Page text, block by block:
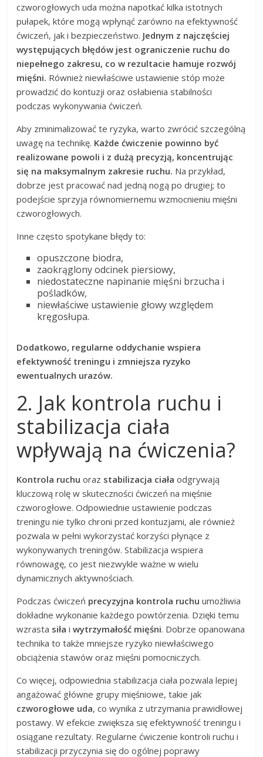
czworogłowych uda można napotkać kilka istotnych
pułapek, które mogą wpłynąć zarówno na efektywność
ćwiczeń, jak i bezpieczeństwo. Jednym z najczęściej
występujących błędów jest ograniczenie ruchu do
niepełnego zakresu, co w rezultacie hamuje rozwój
mięśni. Również niewłaściwe ustawienie stóp może
prowadzić do kontuzji oraz osłabienia stabilności
podczas wykonywania ćwiczeń.
Aby zminimalizować te ryzyka, warto zwrócić szczególną
uwagę na technikę. Każde ćwiczenie powinno być
realizowane powoli i z dużą precyzją, koncentrując
się na maksymalnym zakresie ruchu. Na przykład,
dobrze jest pracować nad jedną nogą po drugiej; to
podejście sprzyja równomiernemu wzmocnieniu mięśni
czworogłowych.
Inne często spotykane błędy to:
opuszczone biodra,
zaokrąglony odcinek piersiowy,
niedostateczne napinanie mięśni brzucha i
pośladków,
niewłaściwe ustawienie głowy względem
kręgosłupa.
Dodatkowo, regularne oddychanie wspiera
efektywność treningu i zmniejsza ryzyko
ewentualnych urazów.
2. Jak kontrola ruchu i
stabilizacja ciała
wpływają na ćwiczenia?
Kontrola ruchu oraz stabilizacja ciała odgrywają
kluczową rolę w skuteczności ćwiczeń na mięśnie
czworogłowe. Odpowiednie ustawienie podczas
treningu nie tylko chroni przed kontuzjami, ale również
pozwala w pełni wykorzystać korzyści płynące z
wykonywanych treningów. Stabilizacja wspiera
równowagę, co jest niezwykle ważne w wielu
dynamicznych aktywnościach.
Podczas ćwiczeń precyzyjna kontrola ruchu umożliwia
dokładne wykonanie każdego powtórzenia. Dzięki temu
wzrasta siła iwytrzymałość mięśni. Dobrze opanowana
technika to także mniejsze ryzyko niewłaściwego
obciążenia stawów oraz mięśni pomocniczych.
Co więcej, odpowiednia stabilizacja ciała pozwala lepiej
angażować główne grupy mięśniowe, takie jak
czworogłowe uda, co wynika z utrzymania prawidłowej
postawy. W efekcie zwiększa się efektywność treningu i
osiągane rezultaty. Regularne ćwiczenie kontroli ruchu i
stabilizacji przyczynia się do ogólnej poprawy